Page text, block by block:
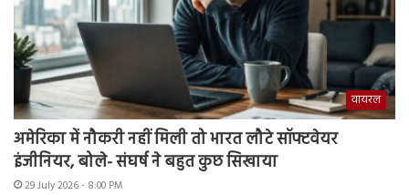
वायरल
अमेरिका में नौकरी नहीं मिली तो भारत लौटे सॉफ्टवेयर
इंजीनियर, बोले- संघर्ष ने बहुत कुछ सिखाया
29 July 2026 - 8:00 PM